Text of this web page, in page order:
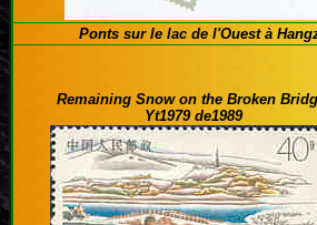
Ponts sur le lac de l'Ouest à
Remaining Snow on the Broken
Yt1979 de1989